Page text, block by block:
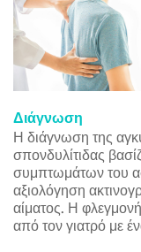
Διάγνωση
Η διάγνωση της
σπονδυλίτιδας
συμπτωμάτων του
αξιολόγηση
αίματος. Η
από τον γιατρό με